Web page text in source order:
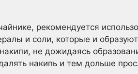
рекомендуется
и соли, которые и
не дожидаясь
накипь и тем дольше